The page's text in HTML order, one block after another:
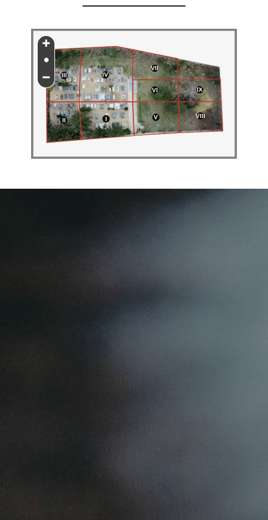
I
II
III IV
IX
V
VI
VII
VIII
•
+
−